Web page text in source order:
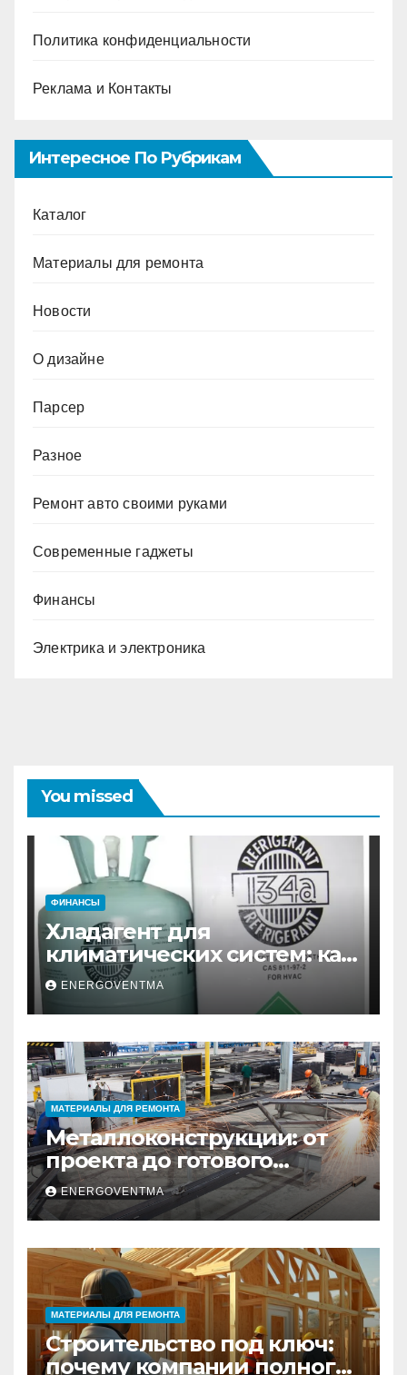
Политика конфиденциальности
Реклама и Контакты
Интересное По Рубрикам
Каталог
Материалы для ремонта
Новости
О дизайне
Парсер
Разное
Ремонт авто своими руками
Современные гаджеты
Финансы
Электрика и электроника
You missed
ФИНАНСЫ
Хладагент для
климатических систем: как
выбрать и купить фреон в
Санкт-Петербурге
ENERGOVENTMA
МАТЕРИАЛЫ ДЛЯ РЕМОНТА
Металлоконструкции: от
проекта до готового
изделия – полный
практический гид
ENERGOVENTMA
МАТЕРИАЛЫ ДЛЯ РЕМОНТА
Строительство под ключ:
почему компании полного